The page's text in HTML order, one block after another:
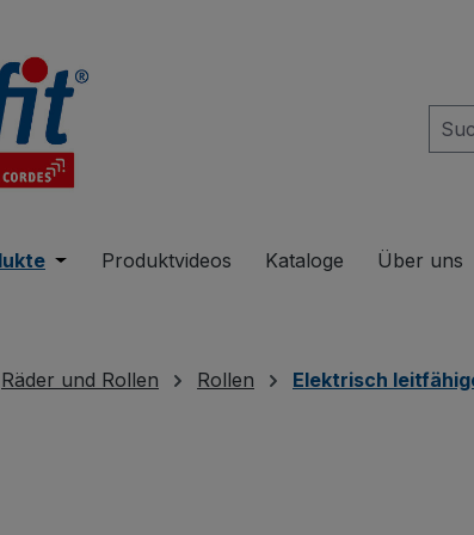
Öffne oder Schließe das Dropdown der
Produktvideos Kataloge Über uns
Räder und Rollen Rollen Elektrisch